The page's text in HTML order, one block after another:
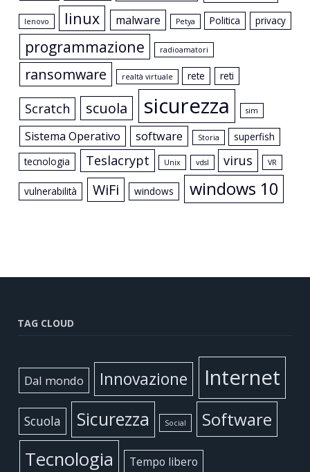
lenovo linux malware Petya Politica privacy
programmazione radioamatori
ransomware realtà virtuale rete reti
Scratch scuola sicurezza sim
Sistema Operativo software Storia
superfish
tecnologia
Teslacrypt Unix vdsl virus VR
vulnerabilità WiFi windows windows 10
TAG CLOUD
Dal mondo Innovazione Internet
Scuola Sicurezza Social Software
Tecnologia Tempo libero